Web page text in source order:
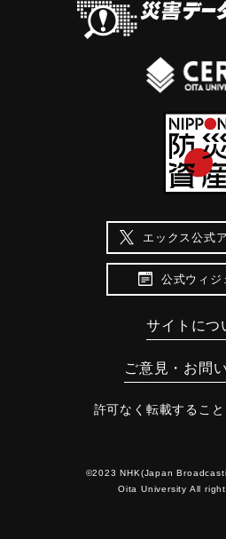
エックス公式
公式ウィジ
サイトにつ
ご意見・お問
許可なく転載すること
©2023 NHK(Japan
Oita University All